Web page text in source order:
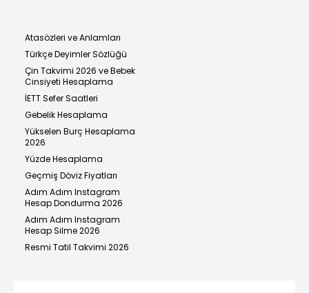
Atasözleri ve Anlamları
Türkçe Deyimler Sözlüğü
Çin Takvimi 2026 ve Bebek
Cinsiyeti Hesaplama
İETT Sefer Saatleri
Gebelik Hesaplama
Yükselen Burç Hesaplama
2026
Yüzde Hesaplama
Geçmiş Döviz Fiyatları
Adım Adım Instagram
Hesap Dondurma 2026
Adım Adım Instagram
Hesap Silme 2026
Resmi Tatil Takvimi 2026